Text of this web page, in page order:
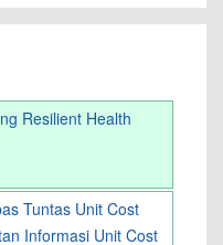
Resilient Health
Tuntas Unit Cost
Informasi Unit Cost